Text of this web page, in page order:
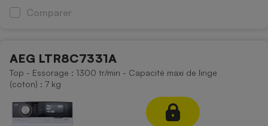
Comparer
AEG LTR8C7331A
Top - Essorage : 1300 tr/min - Capacité maxi de linge
(coton) : 7 kg